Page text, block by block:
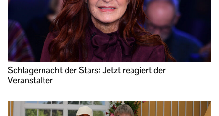
Schlagernacht der Stars: Jetzt reagiert der
Veranstalter